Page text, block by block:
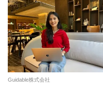
Guidable株式会社